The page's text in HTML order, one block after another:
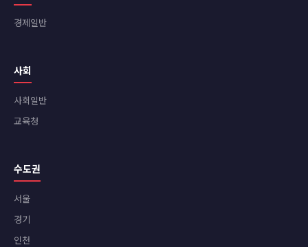
경제일반
사회
사회일반
교육청
수도권
서울
경기
인천